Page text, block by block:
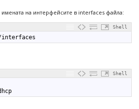
на интерфейсите в interfaces файла:
Shell
interfaces
Shell